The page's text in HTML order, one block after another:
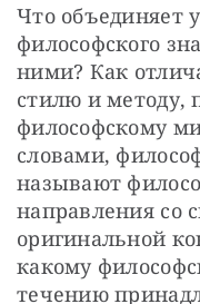
Что объединяет
философского
ними? Как
стилю и методу,
философскому
словами,
называют
направления со
оригинальной
какому
течению